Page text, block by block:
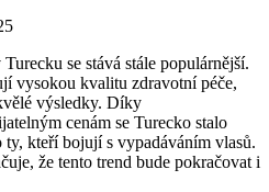
se stává stále populárnější.
vysokou kvalitu zdravotní péče,
výsledky. Díky
cenám se Turecko stalo
kteří bojují s vypadáváním vlasů.
že tento trend bude pokračovat i